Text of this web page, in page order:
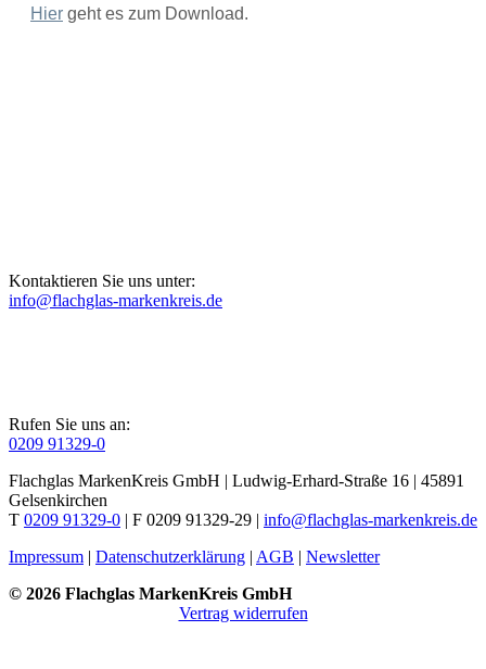
Hier geht es zum Download.
Kontaktieren Sie uns unter:
info@flachglas-markenkreis.de
Rufen Sie uns an:
0209 91329-0
Flachglas MarkenKreis GmbH | Ludwig-Erhard-Straße 16 | 45891
Gelsenkirchen
T 0209 91329-0 | F 0209 91329-29 | info@flachglas-markenkreis.de
Impressum | Datenschutzerklärung | AGB | Newsletter
© 2026 Flachglas MarkenKreis GmbH
Vertrag widerrufen